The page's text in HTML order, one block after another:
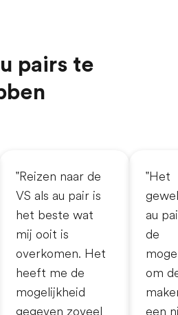
pairs te
"Reizen naar de
VS als au pair is
het beste wat
mij ooit is
overkomen. Het
heeft me de
mogelijkheid
gegeven zoveel
"Het
au
de
om
een